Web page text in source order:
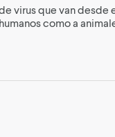
virus que van desde
como a